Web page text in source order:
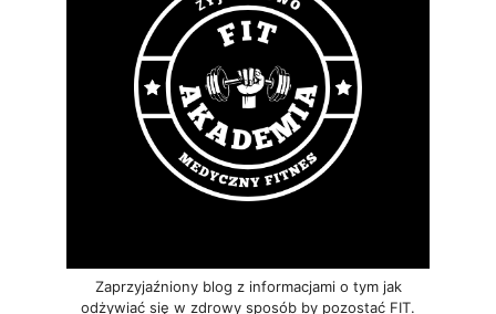
Zaprzyjaźniony blog z informacjami o tym jak
odżywiać się w zdrowy sposób by pozostać FIT.